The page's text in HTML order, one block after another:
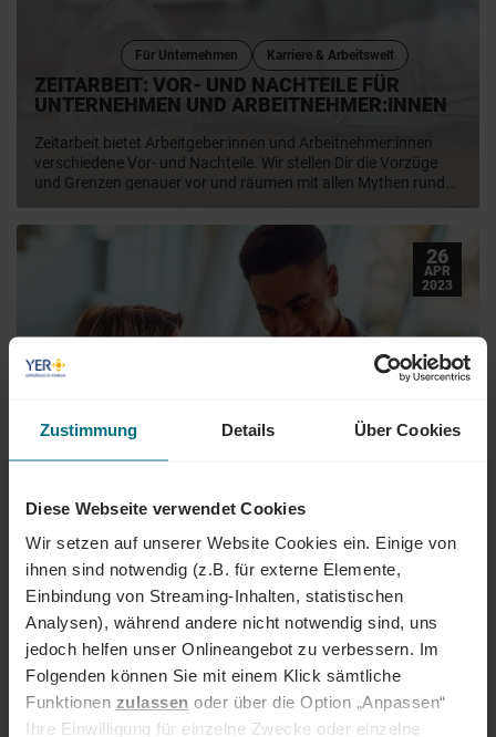
Zustimmung Details Über Cookies
Diese Webseite verwendet Cookies
Wir setzen auf unserer Website Cookies ein. Einige von
ihnen sind notwendig (z.B. für externe Elemente,
Einbindung von Streaming-Inhalten, statistischen
Analysen), während andere nicht notwendig sind, uns
jedoch helfen unser Onlineangebot zu verbessern. Im
Folgenden können Sie mit einem Klick sämtliche
Funktionen zulassen oder über die Option „Anpassen“
Ihre Einwilligung für einzelne Zwecke oder einzelne
Karriere & Arbeitswelt
Für Unternehmen
ZEITARBEIT: VOR- UND NACHTEILE FÜR
UNTERNEHMEN UND ARBEITNEHMER:INNEN
Zeitarbeit bietet Arbeitgeber:innen und Arbeitnehmer:innen
verschiedene Vor- und Nachteile. Wir stellen Dir die Vorzüge
und Grenzen genauer vor und räumen mit allen Mythen rund
auf. Finde heraus, ob Zeitarbeit zu Dir oder Deinem
Unternehmen passt.
ARBEITSZUFRIEDENHEIT-STUDIE 2023
Die Studie zur Arbeitszufriedenheit 2023 zeigt: Deutschlands
Arbeitnehmer:innen sind mit ihrer Arbeit zufrieden wie nie
zuvor. Wir verraten, welche Faktoren für die
Arbeitszufriedenheit immer wichtiger werden und wo
Unternehmen noch Potenzial verschenken. Außerdem: Wie
steht es um das Image der Arbeitnehmerüberlassung unter
Akademiker:innen?
26
APR
2023
21